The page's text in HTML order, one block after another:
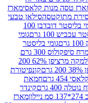
קלאסי מארז
סילאן טבעי
גומי בליסטר דובדבן 100
גומי
בליסטר
ממרח סיפקולוס 300 גרם
למקה מרציפן 62% 200
קונפיטורת
חמאת
קינדר
מארז